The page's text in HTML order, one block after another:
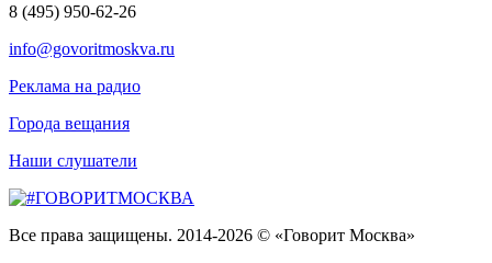
8 (495) 950-62-26
info@govoritmoskva.ru
Реклама на радио
Города вещания
Наши слушатели
Все права защищены. 2014-2026 © «Говорит Москва»